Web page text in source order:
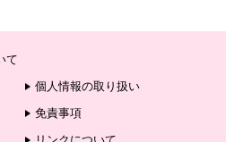
て
個人情報の取り扱い
免責事項